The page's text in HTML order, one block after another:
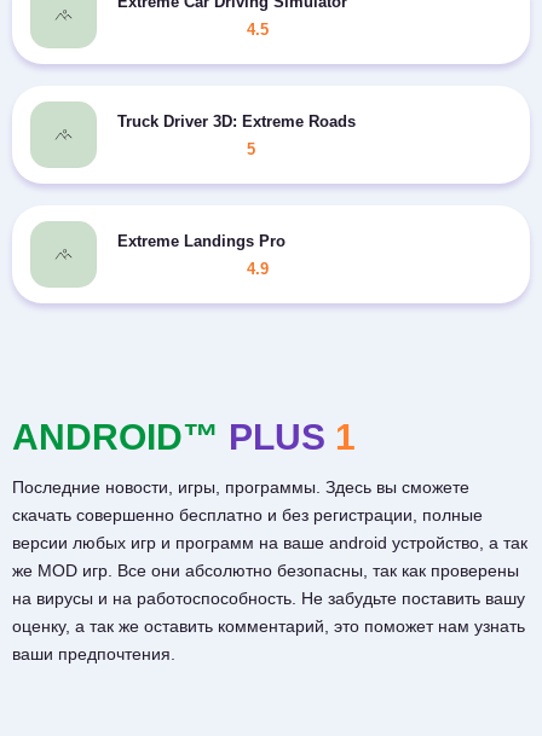
4.5
Truck Driver 3D: Extreme Roads
5
Extreme Landings Pro
4.9
ANDROID™ PLUS 1
Последние новости, игры, программы. Здесь вы сможете
скачать совершенно бесплатно и без регистрации, полные
версии любых игр и программ на ваше android устройство, а так
же MOD игр. Все они абсолютно безопасны, так как проверены
на вирусы и на работоспособность. Не забудьте поставить вашу
оценку, а так же оставить комментарий, это поможет нам узнать
ваши предпочтения.